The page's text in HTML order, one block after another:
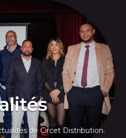
de Circet Distribution.